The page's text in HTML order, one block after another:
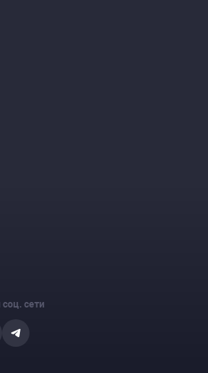
сети